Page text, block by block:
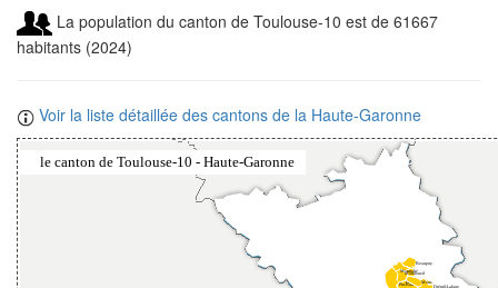
La population du canton de Toulouse-10 est de 61667
habitants (2024)
Voir la liste détaillée des cantons de la Haute-Garonne